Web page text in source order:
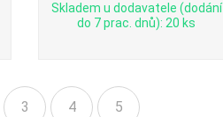
Skladem u dodavatele (dodání
do 7 prac. dnů): 20 ks
3 4 5